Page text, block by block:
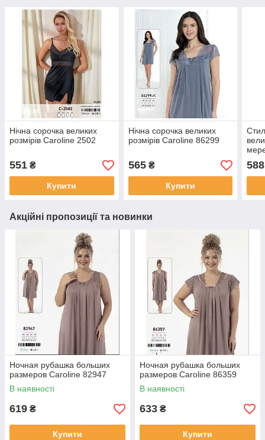
Нічна сорочка великих
розмірів Caroline 2502
551 ₴
Купити
Нічна сорочка великих
розмірів Caroline 86299
565₴
Купити
588
Акційні пропозиції та новинки
Ночная рубашка больших
размеров Caroline 82947
В наявності
619 ₴
Купити
Ночная рубашка больших
размеров Caroline 86359
В наявності
633 ₴
Купити